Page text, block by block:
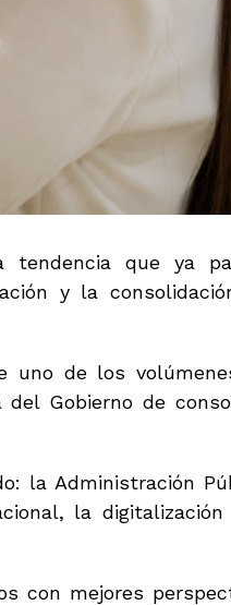
tendencia que ya
y la
uno de los
Gobierno de
la Administración
la
con mejores